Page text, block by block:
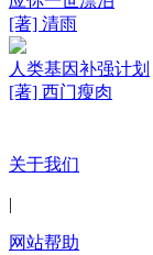
[著] 清雨
人类基因补强计划
[著] 西门瘦肉
关于我们
|
网站帮助